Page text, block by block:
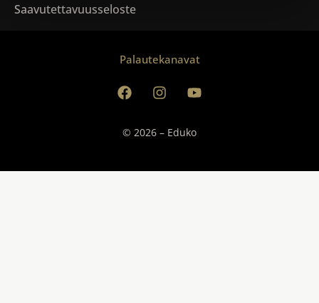
Saavutettavuusseloste
© 2026 – Eduko
Palautekanavat